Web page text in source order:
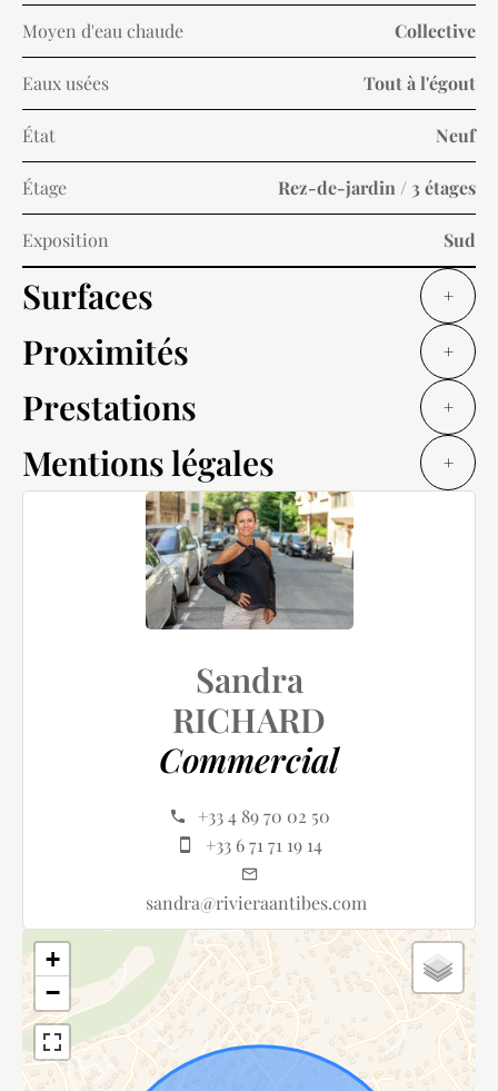
Moyen d'eau chaude Collective
Eaux usées Tout à l'égout
État Neuf
Étage Rez-de-jardin / 3 étages
Exposition Sud
Surfaces +
Proximités +
Prestations +
Mentions légales +
Sandra
RICHARD
Commercial
+33 4 89 70 02 50
+33 6 71 71 19 14
sandra@rivieraantibes.com
+
−